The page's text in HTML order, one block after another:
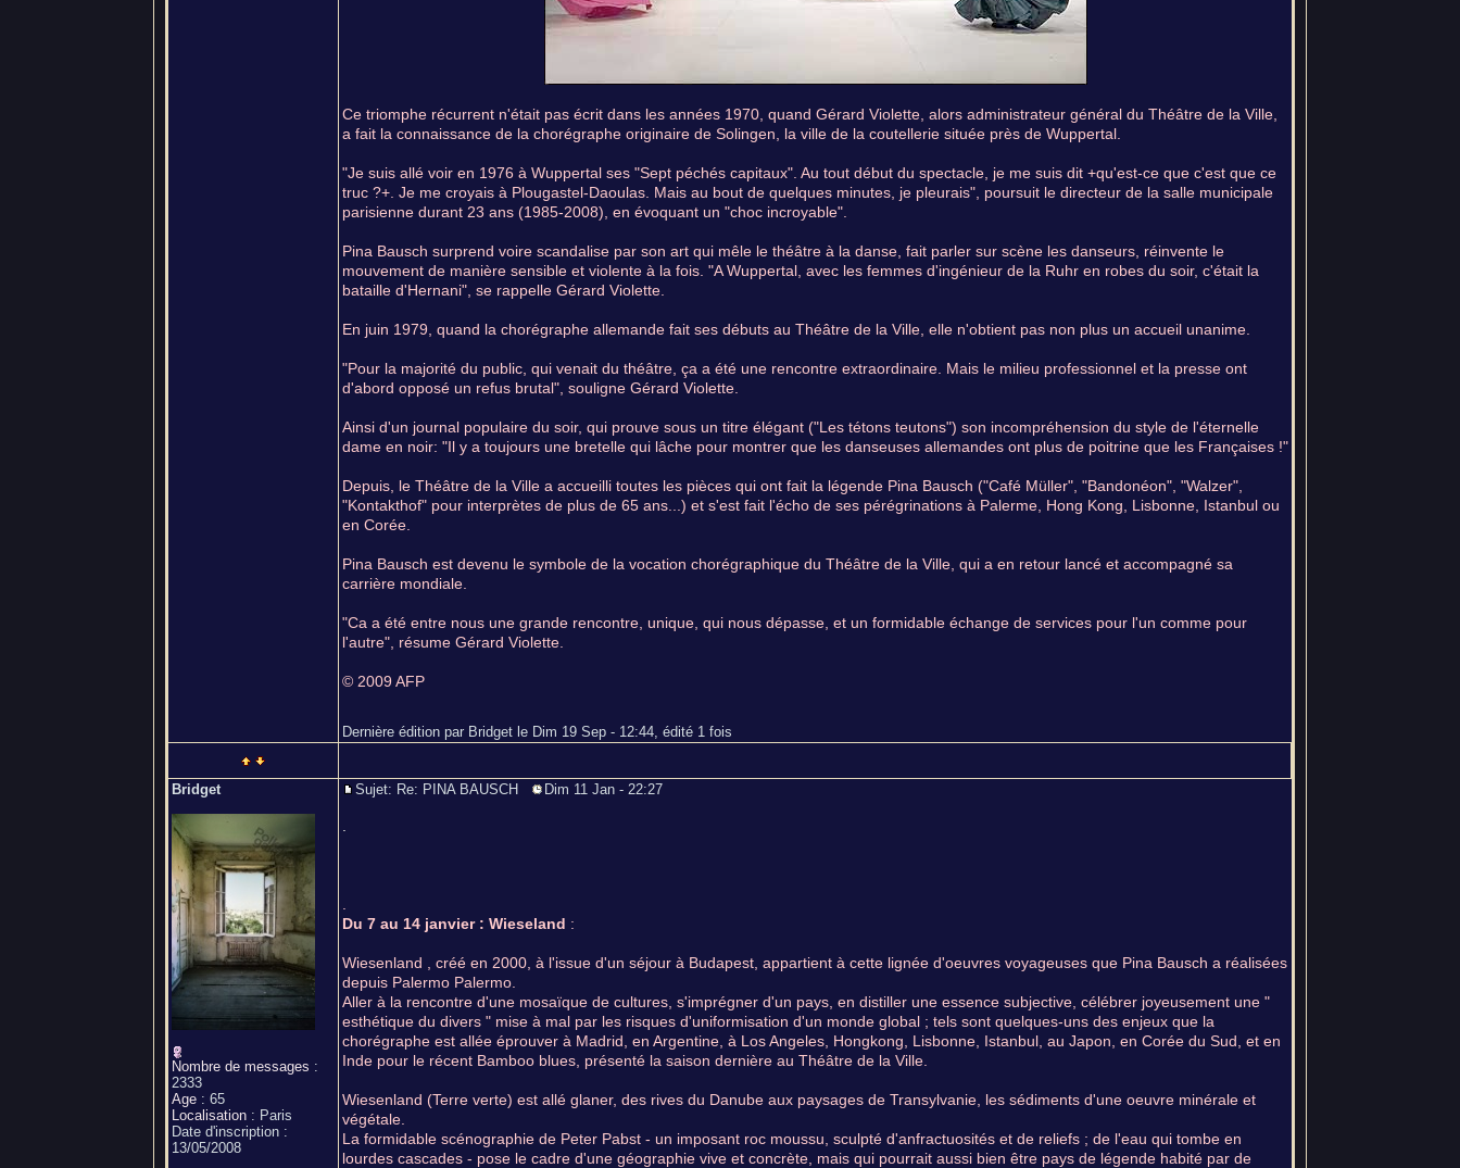
Ce triomphe récurrent n'était pas écrit dans les années 1970, quand Gérard Violette, alors administrateur général du Théâtre de la Ville,
a fait la connaissance de la chorégraphe originaire de Solingen, la ville de la coutellerie située près de Wuppertal.
"Je suis allé voir en 1976 à Wuppertal ses "Sept péchés capitaux". Au tout début du spectacle, je me suis dit +qu'est-ce que c'est que ce
truc ?+. Je me croyais à Plougastel-Daoulas. Mais au bout de quelques minutes, je pleurais", poursuit le directeur de la salle municipale
parisienne durant 23 ans (1985-2008), en évoquant un "choc incroyable".
Pina Bausch surprend voire scandalise par son art qui mêle le théâtre à la danse, fait parler sur scène les danseurs, réinvente le
mouvement de manière sensible et violente à la fois. "A Wuppertal, avec les femmes d'ingénieur de la Ruhr en robes du soir, c'était la
bataille d'Hernani", se rappelle Gérard Violette.
En juin 1979, quand la chorégraphe allemande fait ses débuts au Théâtre de la Ville, elle n'obtient pas non plus un accueil unanime.
"Pour la majorité du public, qui venait du théâtre, ça a été une rencontre extraordinaire. Mais le milieu professionnel et la presse ont
d'abord opposé un refus brutal", souligne Gérard Violette.
Ainsi d'un journal populaire du soir, qui prouve sous un titre élégant ("Les tétons teutons") son incompréhension du style de l'éternelle
dame en noir: "Il y a toujours une bretelle qui lâche pour montrer que les danseuses allemandes ont plus de poitrine que les Françaises !"
Depuis, le Théâtre de la Ville a accueilli toutes les pièces qui ont fait la légende Pina Bausch ("Café Müller", "Bandonéon", "Walzer",
"Kontakthof" pour interprètes de plus de 65 ans...) et s'est fait l'écho de ses pérégrinations à Palerme, Hong Kong, Lisbonne, Istanbul ou
en Corée.
Pina Bausch est devenu le symbole de la vocation chorégraphique du Théâtre de la Ville, qui a en retour lancé et accompagné sa
carrière mondiale.
"Ca a été entre nous une grande rencontre, unique, qui nous dépasse, et un formidable échange de services pour l'un comme pour
l'autre", résume Gérard Violette.
© 2009 AFP
Dernière édition par Bridget le Dim 19 Sep - 12:44, édité 1 fois
Bridget
Nombre de messages :
2333
Age : 65
Localisation : Paris
Date d'inscription :
13/05/2008
Sujet: Re: PINA BAUSCH Dim 11 Jan - 22:27
Du 7 au 14 janvier : Wieseland :
Wiesenland , créé en 2000, à l'issue d'un séjour à Budapest, appartient à cette lignée d'oeuvres voyageuses que Pina Bausch a réalisées
depuis Palermo Palermo.
Aller à la rencontre d'une mosaïque de cultures, s'imprégner d'un pays, en distiller une essence subjective, célébrer joyeusement une "
esthétique du divers " mise à mal par les risques d'uniformisation d'un monde global ; tels sont quelques-uns des enjeux que la
chorégraphe est allée éprouver à Madrid, en Argentine, à Los Angeles, Hongkong, Lisbonne, Istanbul, au Japon, en Corée du Sud, et en
Inde pour le récent Bamboo blues, présenté la saison dernière au Théâtre de la Ville.
Wiesenland (Terre verte) est allé glaner, des rives du Danube aux paysages de Transylvanie, les sédiments d'une oeuvre minérale et
végétale.
La formidable scénographie de Peter Pabst - un imposant roc moussu, sculpté d'anfractuosités et de reliefs ; de l'eau qui tombe en
lourdes cascades - pose le cadre d'une géographie vive et concrète, mais qui pourrait aussi bien être pays de légende habité par de